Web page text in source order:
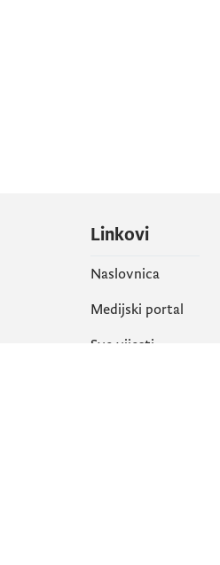
Linkovi
Naslovnica
Medijski portal
Sve vijesti